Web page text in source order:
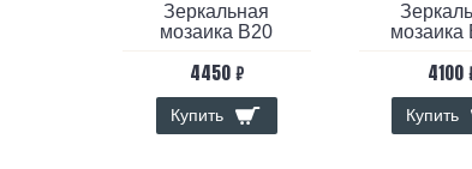
Зеркальная
мозаика B20
4450 ₽
Купить
мозаика
4100
Купить